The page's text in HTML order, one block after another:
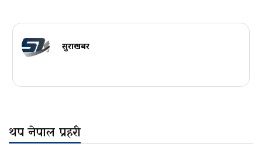
सुरक्षाखबर
थप नेपाल प्रहरी